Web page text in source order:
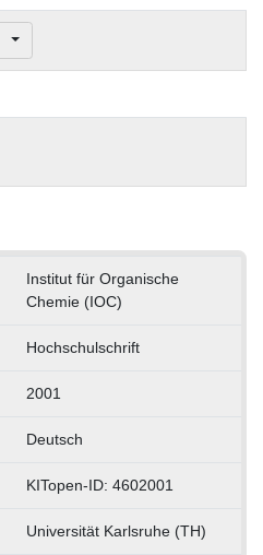
Institut für Organische
Chemie (IOC)
Hochschulschrift
2001
Deutsch
KITopen-ID: 4602001
Universität Karlsruhe (TH)